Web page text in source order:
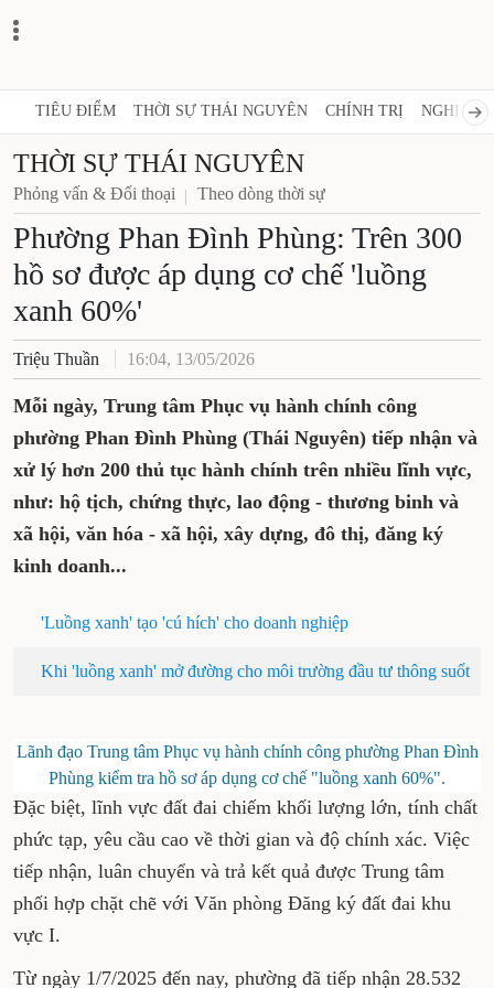
TIÊU ĐIỂM THỜI SỰ THÁI NGUYÊN CHÍNH TRỊ NGHỊ
THỜI SỰ THÁI NGUYÊN
Phỏng vấn & Đối thoại Theo dòng thời sự
Phường Phan Đình Phùng: Trên 300
hồ sơ được áp dụng cơ chế 'luồng
xanh 60%'
Triệu Thuần 16:04, 13/05/2026
Mỗi ngày, Trung tâm Phục vụ hành chính công
phường Phan Đình Phùng (Thái Nguyên) tiếp nhận và
xử lý hơn 200 thủ tục hành chính trên nhiều lĩnh vực,
như: hộ tịch, chứng thực, lao động - thương binh và
xã hội, văn hóa - xã hội, xây dựng, đô thị, đăng ký
kinh doanh...
'Luồng xanh' tạo 'cú hích' cho doanh nghiệp
Khi 'luồng xanh' mở đường cho môi trường đầu tư thông suốt
Lãnh đạo Trung tâm Phục vụ hành chính công phường Phan Đình
Phùng kiểm tra hồ sơ áp dụng cơ chế "luồng xanh 60%".
Đặc biệt, lĩnh vực đất đai chiếm khối lượng lớn, tính chất
phức tạp, yêu cầu cao về thời gian và độ chính xác. Việc
tiếp nhận, luân chuyển và trả kết quả được Trung tâm
phối hợp chặt chẽ với Văn phòng Đăng ký đất đai khu
vực I.
Từ ngày 1/7/2025 đến nay, phường đã tiếp nhận 28.532